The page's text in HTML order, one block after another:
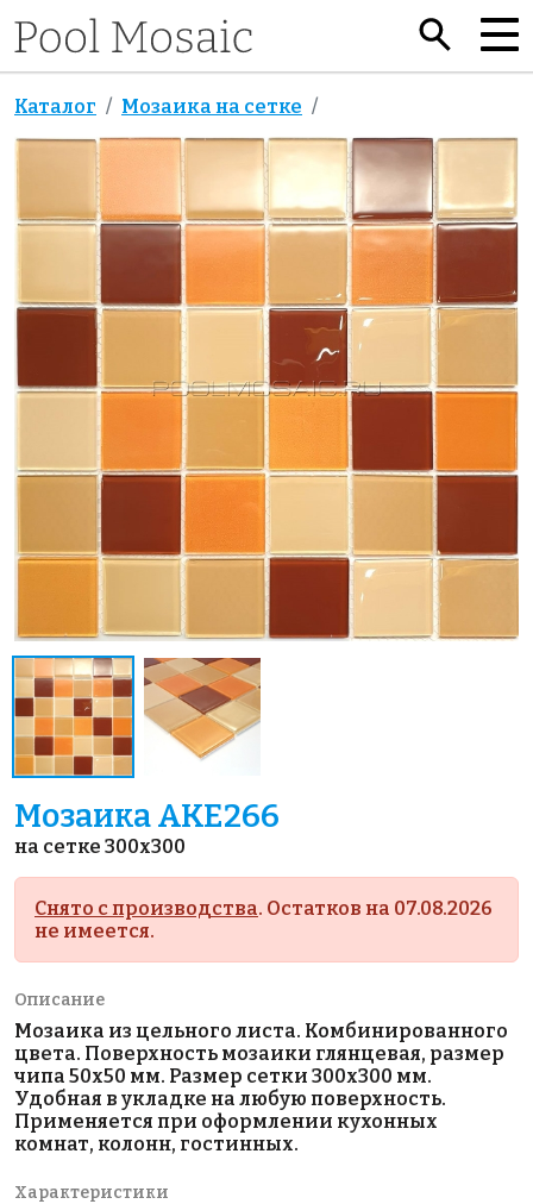
Каталог Мозаика на сетке
Мозаика AKE266
на сетке 300x300
Снято с производства. Остатков на 07.08.2026
не имеется.
Описание
Мозаика из цельного листа. Комбинированного
цвета. Поверхность мозаики глянцевая, размер
чипа 50х50 мм. Размер сетки 300х300 мм.
Удобная в укладке на любую поверхность.
Применяется при оформлении кухонных
комнат, колонн, гостинных.
Характеристики